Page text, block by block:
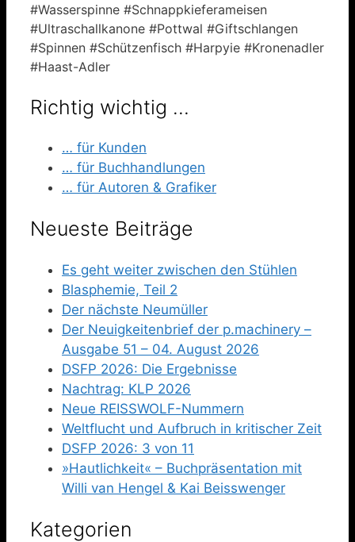
#Wasserspinne #Schnappkieferameisen
#Ultraschallkanone #Pottwal #Giftschlangen
#Spinnen #Schützenfisch #Harpyie #Kronenadler
#Haast-Adler
Richtig wichtig …
… für Kunden
… für Buchhandlungen
… für Autoren & Grafiker
Neueste Beiträge
Es geht weiter zwischen den Stühlen
Blasphemie, Teil 2
Der nächste Neumüller
Der Neuigkeitenbrief der p.machinery –
Ausgabe 51 – 04. August 2026
DSFP 2026: Die Ergebnisse
Nachtrag: KLP 2026
Neue REISSWOLF-Nummern
Weltflucht und Aufbruch in kritischer Zeit
DSFP 2026: 3 von 11
»Hautlichkeit« – Buchpräsentation mit
Willi van Hengel & Kai Beisswenger
Kategorien